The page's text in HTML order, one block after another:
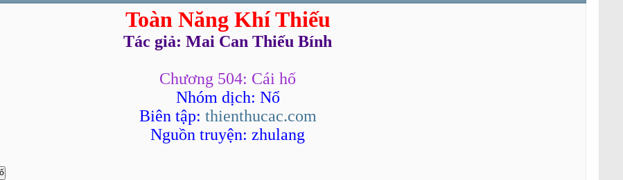
Toàn Năng Khí Thiếu
Tác giả: Mai Can Thiếu Bính
Chương 504: Cái hố
Nhóm dịch: Nổ
Biên tập: thienthucac.com
Nguồn truyện: zhulang